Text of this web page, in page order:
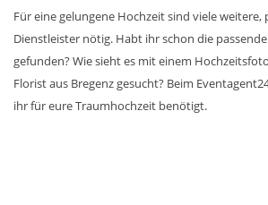
Für eine gelungene Hochzeit sind viele weitere,
Dienstleister nötig. Habt ihr schon die
gefunden? Wie sieht es mit einem
Florist aus Bregenz gesucht? Beim
ihr für eure Traumhochzeit benötigt.